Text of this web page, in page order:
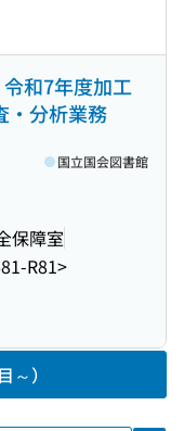
和7年度加工
・分析業務
保障室
R81>
国立国会図書館
）